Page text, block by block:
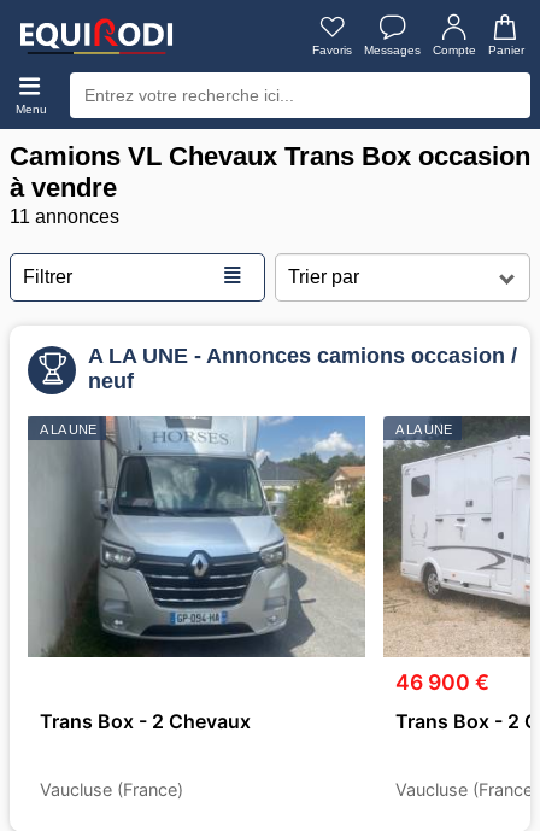
Favoris Messages Compte Panier
Menu
Camions VL Chevaux Trans Box occasion
à vendre
11 annonces
Filtrer ≣
A LA UNE - Annonces camions occasion /
neuf
A LA UNE
Trans Box - 2 Chevaux
Vaucluse (France)
A LA UNE
46 900 €
Trans Box - 2
Vaucluse (France)